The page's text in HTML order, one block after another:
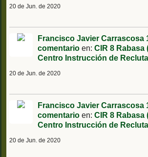
20 de Jun. de 2020
Francisco Javier Carrascosa
comentario en: CIR 8 Rabasa
Centro Instrucción de
20 de Jun. de 2020
Francisco Javier Carrascosa
comentario en: CIR 8 Rabasa
Centro Instrucción de
20 de Jun. de 2020